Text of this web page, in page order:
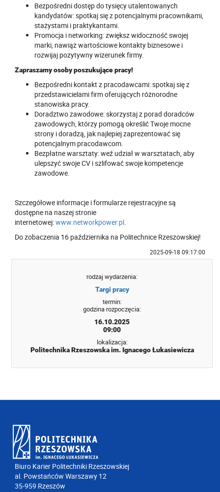
Bezpośredni dostęp do tysięcy utalentowanych
kandydatów: spotkaj się z potencjalnymi pracownikami,
stażystami i praktykantami.
Promocja i networking: zwiększ widoczność swojej
marki, nawiąż wartościowe kontakty biznesowe i
rozwijaj pozytywny wizerunek firmy.
Zapraszamy osoby poszukujące pracy!
Bezpośredni kontakt z pracodawcami: spotkaj się z
przedstawicielami firm oferujących różnorodne
stanowiska pracy.
Doradztwo zawodowe: skorzystaj z porad doradców
zawodowych, którzy pomogą określić Twoje mocne
strony i doradzą, jak najlepiej zaprezentować się
potencjalnym pracodawcom.
Bezpłatne warsztaty: weź udział w warsztatach, aby
ulepszyć swoje CV i szlifować swoje kompetencje
zawodowe.
Szczegółowe informacje i formularze rejestracyjne są
dostępne na naszej stronie
internetowej:www.networkpower.pl
Do zobaczenia 16 października na Politechnice Rzeszowskiej!
2025-09-18 09:17:00
rodzaj wydarzenia:
Targi pracy
termin:
godzina rozpoczęcia:
16.10.2025
09:00
lokalizacja:
Politechnika Rzeszowska im. Ignacego Łukasiewicza
Biuro Karier Politechniki Rzeszowskiej
al. Powstańców Warszawy 12
35-959 Rzeszów